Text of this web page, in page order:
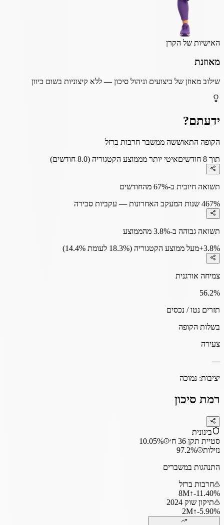
האישיות של הקרן
מאוזנת
שילוב מאוזן של ביצועים וניהול סיכון — ללא קיצוניות בשום כיוון
ידעתם?
הקופה התאוששה ממשבר חרבות ברזל
תוך 8 חודשים
איטי יותר מממוצע הקטגוריה (8.0 חודשים)
תשואה חיובית ב-67% מהחודשים
67%4 שנות המעקב האחרונות — עקביות סבירה
תשואה גבוהה ב-3.8% מהממוצע
+3.8%מעל ממוצע הקטגוריה (18.3% לעומת 14.4%)
צמיחה אורגנית
56.2%
תזרים נטו / נכסים
בשלות הקופה
צעירה
—
יציבות: נמוכה
רמת סיכון
בינונית
סטיית תקן 36 ח׳
10.05%
נזילות
97.2%
התנהגות במשברים
חרבות ברזל
‎-11.40%
↑
8M
תיקון שוק 2024
‎-5.90%
↑
2M